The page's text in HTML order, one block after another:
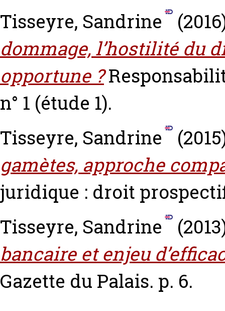
Tisseyre, Sandrine
dommage, l’hostilité du
opportune ?
n° 1 (étude 1).
Tisseyre, Sandrine
gamètes, approche
juridique : droit
Tisseyre, Sandrine
bancaire et enjeu
Gazette du Palais. p. 6.